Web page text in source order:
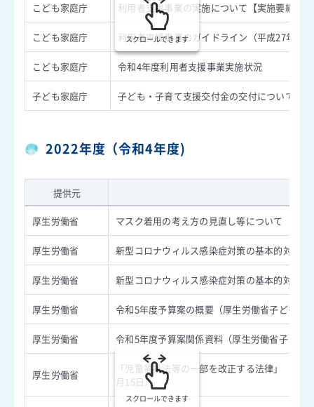
こども家庭庁 利用者支援事業の実施について【実施要綱】
こども家庭庁 利用者支援事業のガイドライン（平成27年5月
こども家庭庁 令和4年度利用者支援事業実施状況
子ども家庭庁 子ども・子育て支援交付金の交付について【
スクロールできます
2022年度（令和4年度)
提供元
厚生労働省 マスク着用の考え方の見直し等について （令
厚生労働省 新型コロナウィルス感染症対策の基本的対処
厚生労働省 新型コロナウィルス感染症対策の基本的対処
厚生労働省 令和5年度予算案の概要（厚生労働省子ども
厚生労働省 令和5年度予算案関係資料（厚生労働省子ど
厚生労働省
「児童福祉法等の一部を改正する法律」（令
月15日）
スクロールできます